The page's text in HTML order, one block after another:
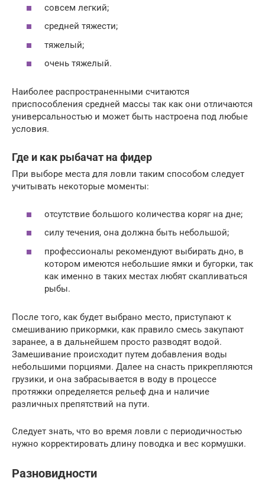
совсем легкий;
средней тяжести;
тяжелый;
очень тяжелый.
Наиболее распространенными считаются
приспособления средней массы так как они отличаются
универсальностью и может быть настроена под любые
условия.
Где и как рыбачат на фидер
При выборе места для ловли таким способом следует
учитывать некоторые моменты:
отсутствие большого количества коряг на дне;
силу течения, она должна быть небольшой;
профессионалы рекомендуют выбирать дно, в
котором имеются небольшие ямки и бугорки, так
как именно в таких местах любят скапливаться
рыбы.
После того, как будет выбрано место, приступают к
смешиванию прикормки, как правило смесь закупают
заранее, а в дальнейшем просто разводят водой.
Замешивание происходит путем добавления воды
небольшими порциями. Далее на снасть прикрепляются
грузики, и она забрасывается в воду в процессе
протяжки определяется рельеф дна и наличие
различных препятствий на пути.
Следует знать, что во время ловли с периодичностью
нужно корректировать длину поводка и вес кормушки.
Разновидности